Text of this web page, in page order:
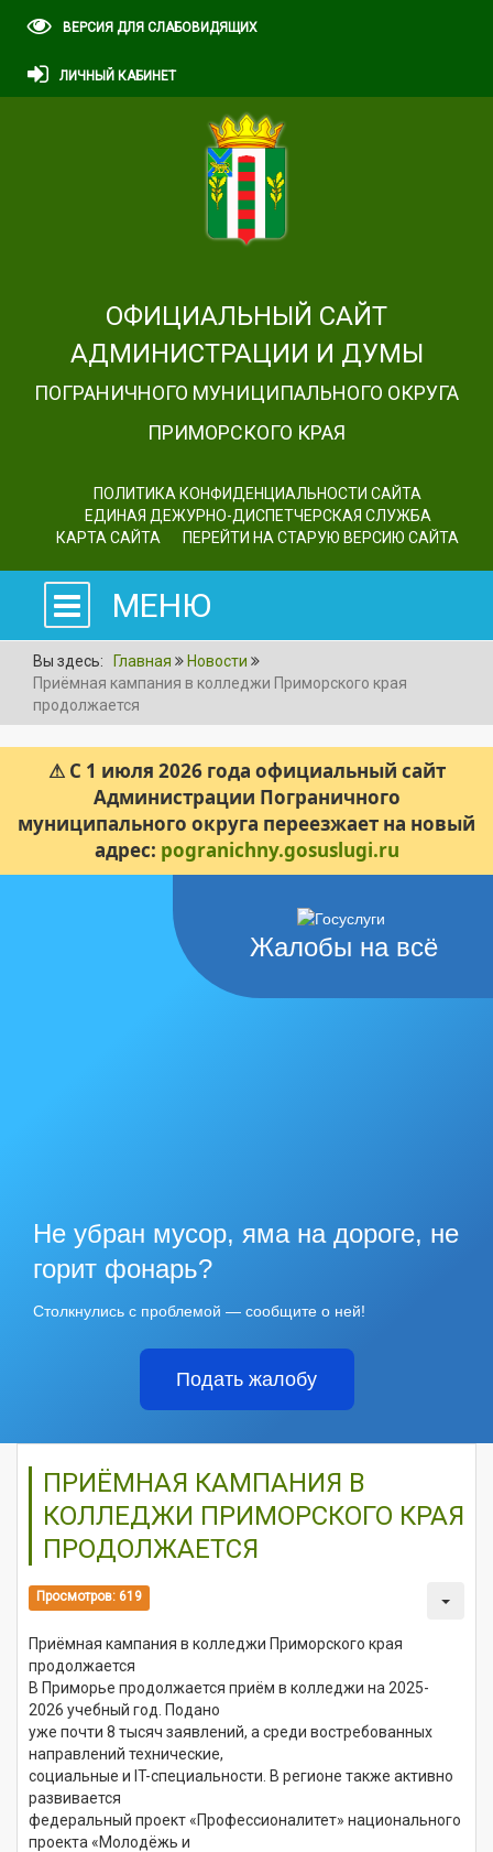
ВЕРСИЯ ДЛЯ СЛАБОВИДЯЩИХ
ЛИЧНЫЙ КАБИНЕТ
ОФИЦИАЛЬНЫЙ САЙТ
АДМИНИСТРАЦИИ И ДУМЫ
ПОГРАНИЧНОГО МУНИЦИПАЛЬНОГО ОКРУГА
ПРИМОРСКОГО КРАЯ
ПОЛИТИКА КОНФИДЕНЦИАЛЬНОСТИ САЙТА
ЕДИНАЯ ДЕЖУРНО-ДИСПЕТЧЕРСКАЯ СЛУЖБА
КАРТА САЙТА
ПЕРЕЙТИ НА СТАРУЮ ВЕРСИЮ САЙТА
МЕНЮ
Вы здесь: Главная
Новости
Приёмная кампания в колледжи Приморского края
продолжается
⚠ С 1 июля 2026 года официальный сайт
Администрации Пограничного
муниципального округа переезжает на новый
адрес: pogranichny.gosuslugi.ru
Жалобы на всё
Не убран мусор, яма на дороге, не
горит фонарь?
Столкнулись с проблемой — сообщите о ней!
Подать жалобу
ПРИЁМНАЯ КАМПАНИЯ В
КОЛЛЕДЖИ ПРИМОРСКОГО КРАЯ
ПРОДОЛЖАЕТСЯ
Просмотров: 619
Приёмная кампания в колледжи Приморского края
продолжается
В Приморье продолжается приём в колледжи на 2025-
2026 учебный год. Подано
уже почти 8 тысяч заявлений, а среди востребованных
направлений технические,
социальные и IT-специальности. В регионе также активно
развивается
федеральный проект «Профессионалитет» национального
проекта «Молодёжь и